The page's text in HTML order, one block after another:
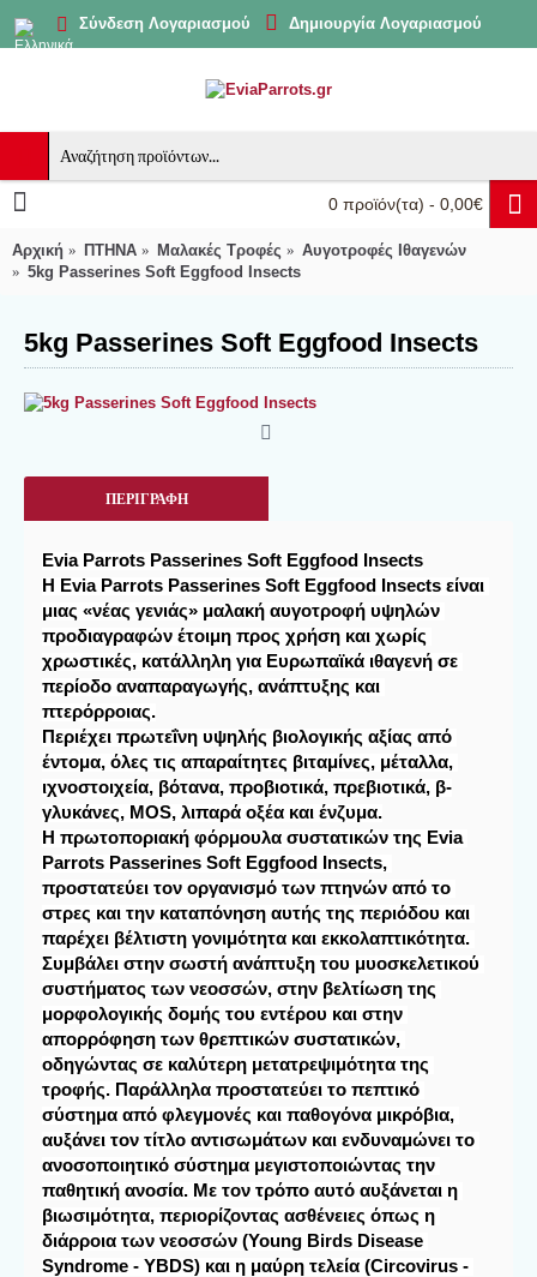
Σύνδεση Λογαριασμού Δημιουργία Λογαριασμού
0 προϊόν(τα) - 0,00€
Αρχική ΠΤΗΝΑ Μαλακές Τροφές
Αυγοτροφές Ιθαγενών
5kg Passerines Soft Eggfood Insects
5kg Passerines Soft Eggfood Insects
ΠΕΡΙΓΡΑΦΉ
Evia Parrots Passerines Soft Eggfood Insects
H Evia Parrots Passerines Soft Eggfood Insects είναι
μιας «νέας γενιάς» μαλακή αυγοτροφή υψηλών
προδιαγραφών έτοιμη προς χρήση και χωρίς
χρωστικές, κατάλληλη για Ευρωπαϊκά ιθαγενή σε
περίοδο αναπαραγωγής, ανάπτυξης και
πτερόρροιας.
Περιέχει πρωτεΐνη υψηλής βιολογικής αξίας από
έντομα, όλες τις απαραίτητες βιταμίνες, μέταλλα,
ιχνοστοιχεία, βότανα, προβιοτικά, πρεβιοτικά, β-
γλυκάνες, MOS, λιπαρά οξέα και ένζυμα.
Η πρωτοποριακή φόρμουλα συστατικών της Evia
Parrots Passerines Soft Eggfood Insects,
προστατεύει τον οργανισμό των πτηνών από το
στρες και την καταπόνηση αυτής της περιόδου και
παρέχει βέλτιστη γονιμότητα και εκκολαπτικότητα.
Συμβάλει στην σωστή ανάπτυξη του μυοσκελετικού
συστήματος των νεοσσών, στην βελτίωση της
μορφολογικής δομής του εντέρου και στην
απορρόφηση των θρεπτικών συστατικών,
οδηγώντας σε καλύτερη μετατρεψιμότητα της
τροφής. Παράλληλα προστατεύει το πεπτικό
σύστημα από φλεγμονές και παθογόνα μικρόβια,
αυξάνει τον τίτλο αντισωμάτων και ενδυναμώνει το
ανοσοποιητικό σύστημα μεγιστοποιώντας την
παθητική ανοσία. Με τον τρόπο αυτό αυξάνεται η
βιωσιμότητα, περιορίζοντας ασθένειες όπως η
διάρροια των νεοσσών (Young Birds Disease
Syndrome - YBDS) και η μαύρη τελεία (Circovirus -